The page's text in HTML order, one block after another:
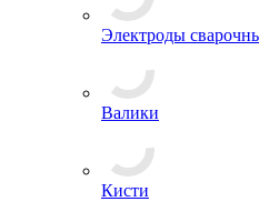
Электроды
Валики
Кисти